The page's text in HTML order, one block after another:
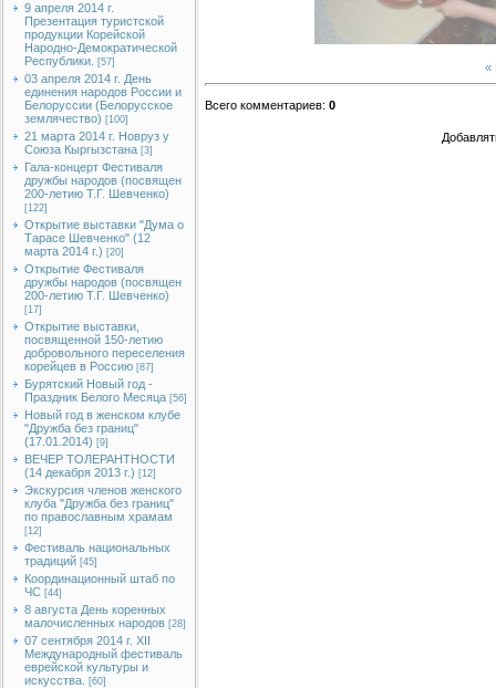
9 апреля 2014 г.
Презентация туристской
продукции Корейской
Народно-Демократической
Республики.
[57]
03 апреля 2014 г. День
единения народов России и
Белоруссии (Белорусское
землячество) [100]
21 марта 2014 г. Новруз у
Союза Кыргызстана [3]
Гала-концерт Фестиваля
дружбы народов (посвящен
200-летию Т.Г. Шевченко)
[122]
Открытие выставки "Дума о
Тарасе Шевченко" (12
марта 2014 г.) [20]
Открытие Фестиваля
дружбы народов (посвящен
200-летию Т.Г. Шевченко)
[17]
Открытие выставки,
посвященной 150-летию
добровольного переселения
корейцев в Россию [87]
Бурятский Новый год -
Праздник Белого Месяца [56]
Новый год в женском клубе
"Дружба без границ"
(17.01.2014) [9]
ВЕЧЕР ТОЛЕРАНТНОСТИ
(14 декабря 2013 г.) [12]
Экскурсия членов женского
клуба "Дружба без границ"
по православным храмам
[12]
Фестиваль национальных
традиций [45]
Координационный штаб по
ЧС [44]
8 августа День коренных
малочисленных народов [28]
07 сентября 2014 г. XII
Международный фестиваль
еврейской культуры и
искусства.
[60]
«
Всего комментариев: 0